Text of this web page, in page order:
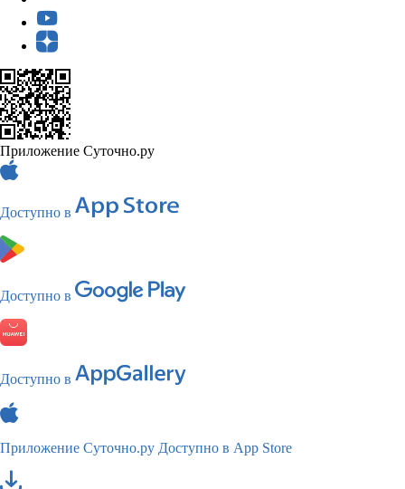
Приложение Суточно.ру
Доступно в
Доступно в
Доступно в
Приложение Суточно.ру Доступно в App Store